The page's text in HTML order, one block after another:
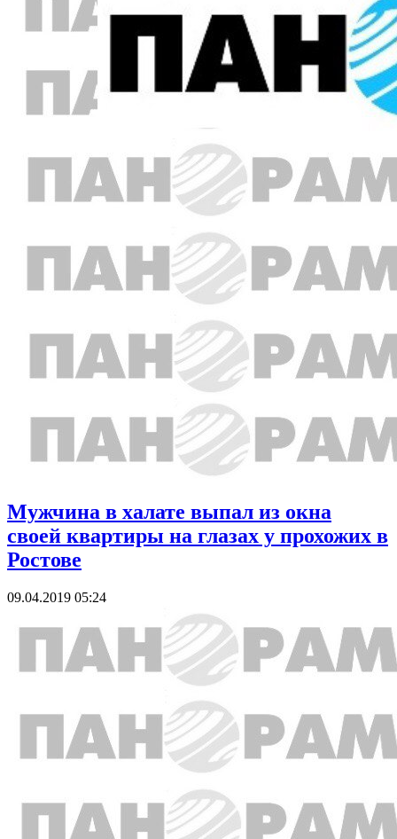
Мужчина в халате выпал из окна
своей квартиры на глазах у прохожих в
Ростове
09.04.2019 05:24